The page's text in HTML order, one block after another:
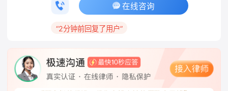
在线咨询
“2分钟前回复了用户”